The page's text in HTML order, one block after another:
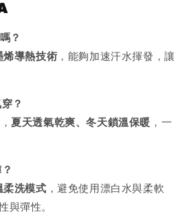
？
烯導熱技術 ，能夠加速汗水揮發，讓
？
夏天透氣乾爽、冬天鎖溫保暖 ，一
柔洗模式 ，避免使用漂白水與柔軟
與彈性。